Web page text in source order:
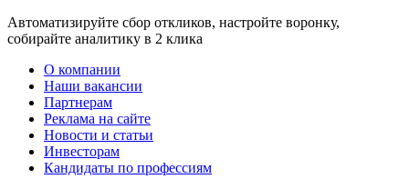
Автоматизируйте сбор откликов, настройте воронку,
собирайте аналитику в 2 клика
О компании
Наши вакансии
Партнерам
Реклама на сайте
Новости и статьи
Инвесторам
Кандидаты по профессиям